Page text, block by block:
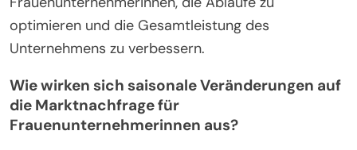
optimieren und die Gesamtleistung des
Unternehmens zu verbessern.
Wie wirken sich saisonale Veränderungen auf
die Marktnachfrage für
Frauenunternehmerinnen aus?